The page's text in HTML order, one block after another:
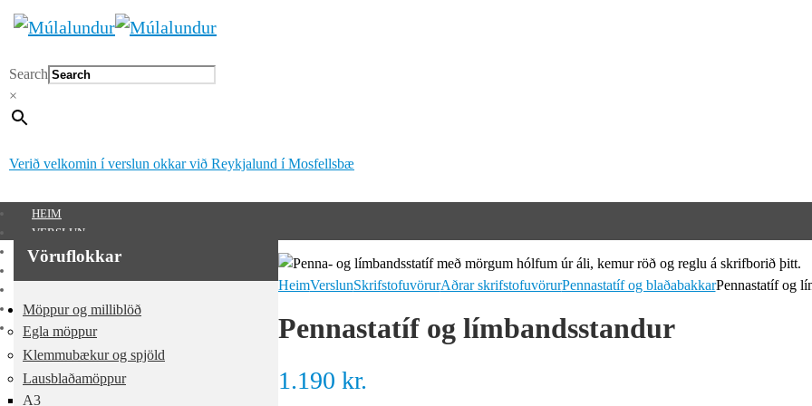
Search
×
Verið velkomin í verslun okkar við Reykjalund í Mosfellsbæ
HEIM
VERSLUN
SÉRUNNAR VÖRUR
HAFA SAMBAND
MITT SVÆÐI
Mitt svæði
0 kr.
HeimVerslunSkrifstofuvörurAðrar skrifstofuvörurPennastatíf og blaðabakkarPennastatíf og
Pennastatíf og límbandsstandur
1.190 kr.
Vöruflokkar
Möppur og milliblöð
Egla möppur
Klemmubækur og spjöld
Lausblaðamöppur
A3